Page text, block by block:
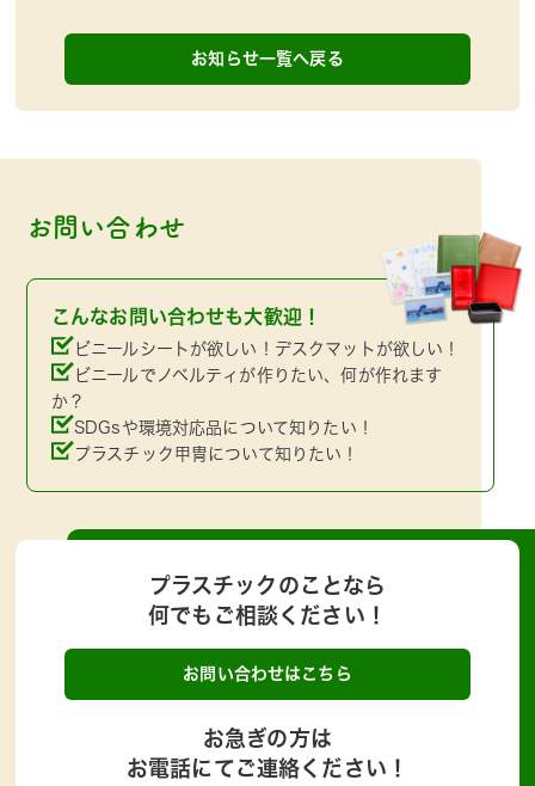
お知らせ一覧へ戻る
お問い合わせ
こんなお問い合わせも大歓迎！
ビニールシートが欲しい！デスクマットが欲しい！
ビニールでノベルティが作りたい、何が作れます
か？
SDGsや環境対応品について知りたい！
プラスチック甲冑について知りたい！
プラスチックのことなら
何でもご相談ください！
お問い合わせはこちら
お急ぎの方は
お電話にてご連絡ください！